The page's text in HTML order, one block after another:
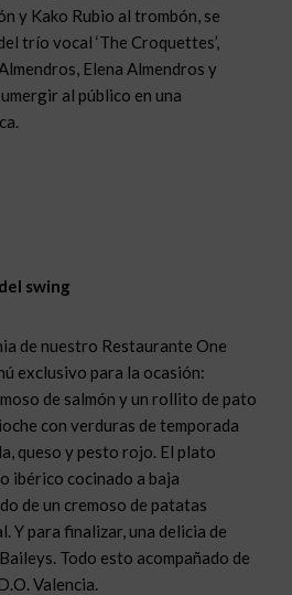
y Kako Rubio al trombón, se
trío vocal ‘The Croquettes’,
Elena Almendros y
al público en una
swing
de nuestro Restaurante One
exclusivo para la ocasión:
de salmón y un rollito de pato
con verduras de temporada
queso y pesto rojo. El plato
ibérico cocinado a baja
de un cremoso de patatas
Y para finalizar, una delicia de
Todo esto acompañado de
Valencia.